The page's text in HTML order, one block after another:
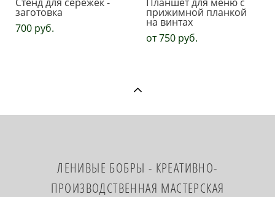
заготовка
700 pуб.
прижимной планкой
на винтах
от 750 pуб.
​ЛЕНИВЫЕ БОБРЫ - КРЕАТИВНО-
ПРОИЗВОДСТВЕННАЯ МАСТЕРСКАЯ